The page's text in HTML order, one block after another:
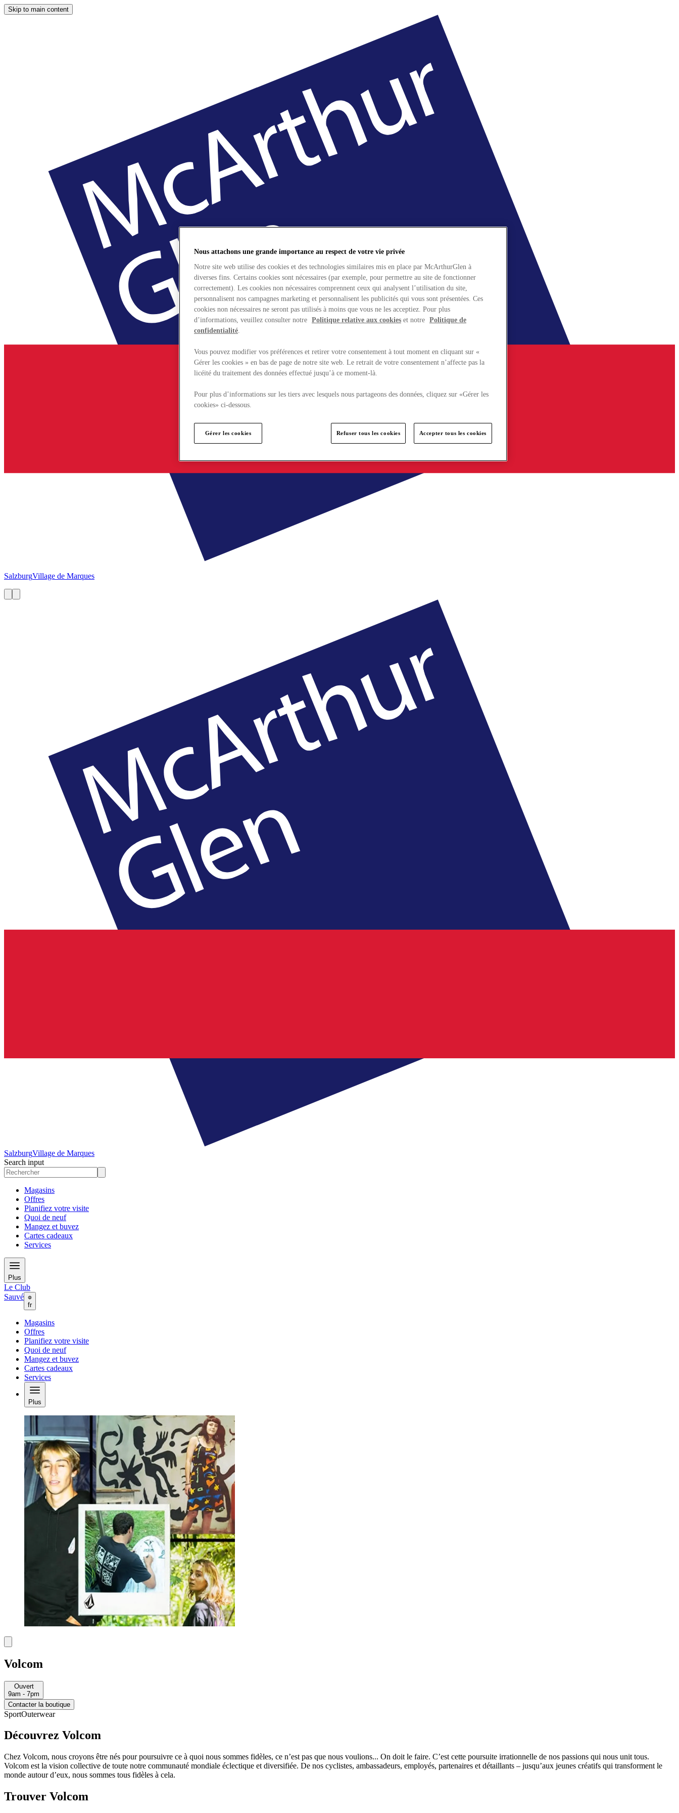
Skip to main content
SalzburgVillage de Marques
SalzburgVillage de Marques
Search input
Magasins
Offres
Planifiez votre visite
Quoi de neuf
Mangez et buvez
Cartes cadeaux
Services
Plus
Le Club
Sauvé
fr
Magasins
Offres
Planifiez votre visite
Quoi de neuf
Mangez et buvez
Cartes cadeaux
Services
Plus
Volcom
Ouvert
9am - 7pm
Contacter la boutique
SportOuterwear
Découvrez Volcom
Chez Volcom, nous croyons être nés pour poursuivre ce à quoi nous sommes fidèles, ce n’est pas que nous voulions... On doit le faire. C’est cette poursuite irrationnelle de nos passions qui nous unit tous.
Volcom est la vision collective de toute notre communauté mondiale éclectique et diversifiée. De nos cyclistes, ambassadeurs, employés, partenaires et détaillants – jusqu’aux jeunes créatifs qui transforment le
monde autour d’eux, nous sommes tous fidèles à cela.
Trouver Volcom
Nous attachons une grande importance au respect de votre vie privée
Notre site web utilise des cookies et des technologies similaires mis en place par McArthurGlen à
diverses fins. Certains cookies sont nécessaires (par exemple, pour permettre au site de fonctionner
correctement). Les cookies non nécessaires comprennent ceux qui analysent l’utilisation du site,
personnalisent nos campagnes marketing et personnalisent les publicités qui vous sont présentées. Ces
cookies non nécessaires ne seront pas utilisés à moins que vous ne les acceptiez. Pour plus
d’informations, veuillez consulter notre Politique relative aux cookies et notre Politique de
confidentialité.
Vous pouvez modifier vos préférences et retirer votre consentement à tout moment en cliquant sur «
Gérer les cookies » en bas de page de notre site web. Le retrait de votre consentement n’affecte pas la
licéité du traitement des données effectué jusqu’à ce moment-là.
Pour plus d’informations sur les tiers avec lesquels nous partageons des données, cliquez sur «Gérer les
cookies» ci-dessous.
Gérer les cookies Refuser tous les cookies Accepter tous les cookies